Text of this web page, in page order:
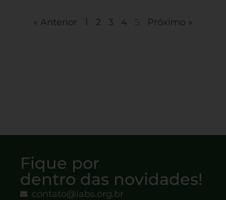
« Anterior 1 2 3 4 5 Próximo »
Fique por
dentro das novidades!
contato@iabs.org.br